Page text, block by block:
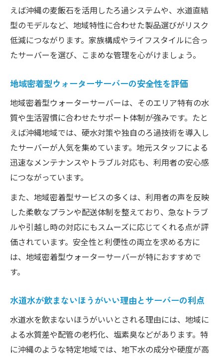
えば沖縄の麦飯石を活用したろ過システムや、水道直結
型のモデルなど、地域特性に合わせた製品選びがリスク
低減につながります。家族構成やライフスタイルに合っ
たサーバーを選び、こまめな管理を心がけましょう。
地域密着型ウォーターサーバーの安全性を評価
地域密着型ウォーターサーバーは、そのエリア特有の水
質や生活習慣に合わせたサポート体制が強みです。たと
えば沖縄地域では、硬水対策や独自のろ過技術を導入し
たサーバーが人気を集めています。地元スタッフによる
迅速なメンテナンスやトラブル対応も、利用者の安心感
につながっています。
また、地域密着型サービスの多くは、利用者の声を反映
した柔軟なプランや配送体制を整えており、急なトラブ
ルや引越し時の対応にもスムーズに応じてくれる点が評
価されています。安全性と利便性の両立を求める方に
は、地域密着型ウォーターサーバーが特におすすめで
す。
水道水が飲まないほうがいい理由とサーバーの利点
水道水を飲まないほうがいいとされる理由には、地域に
よる水質差や配管の老朽化、塩素臭などがあります。特
に沖縄のような特定地域では、地下水の成分や硬度が高